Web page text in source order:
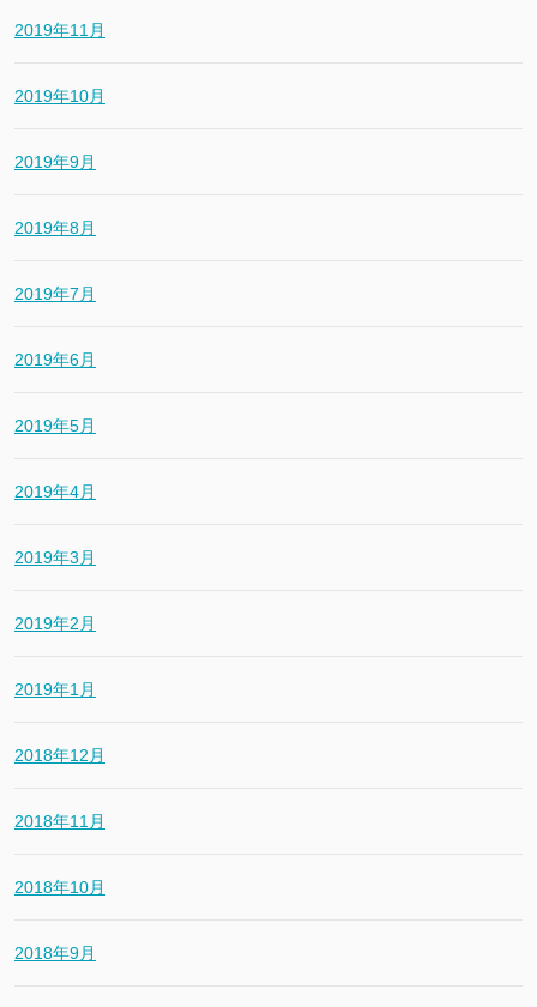
2019年11月
2019年10月
2019年9月
2019年8月
2019年7月
2019年6月
2019年5月
2019年4月
2019年3月
2019年2月
2019年1月
2018年12月
2018年11月
2018年10月
2018年9月